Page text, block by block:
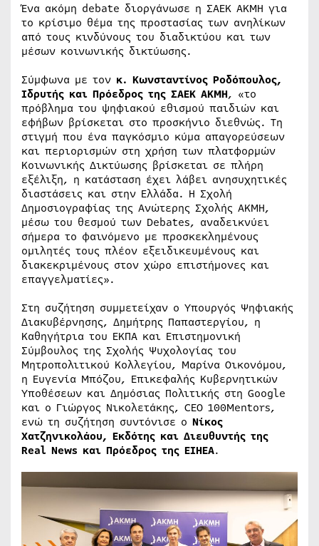
Ένα ακόμη debate διοργάνωσε η ΣΑΕΚ ΑΚΜΗ για
το κρίσιμο θέμα της προστασίας των ανηλίκων
από τους κινδύνους του διαδικτύου και των
μέσων κοινωνικής δικτύωσης.
Σύμφωνα με τον κ. Κωνσταντίνος Ροδόπουλος,
Ιδρυτής και Πρόεδρος της ΣΑΕΚ ΑΚΜΗ, «το
πρόβλημα του ψηφιακού εθισμού παιδιών και
εφήβων βρίσκεται στο προσκήνιο διεθνώς. Tη
στιγμή που ένα παγκόσμιο κύμα απαγορεύσεων
και περιορισμών στη χρήση των πλατφορμών
Κοινωνικής Δικτύωσης βρίσκεται σε πλήρη
εξέλιξη, η κατάσταση έχει λάβει ανησυχητικές
διαστάσεις και στην Ελλάδα. Η Σχολή
Δημοσιογραφίας της Ανώτερης Σχολής ΑΚΜΗ,
μέσω του θεσμού των Debates, αναδεικνύει
σήμερα το φαινόμενο με προσκεκλημένους
ομιλητές τους πλέον εξειδικευμένους και
διακεκριμένους στον χώρο επιστήμονες και
επαγγελματίες».
Στη συζήτηση συμμετείχαν ο Υπουργός Ψηφιακής
Διακυβέρνησης, Δημήτρης Παπαστεργίου, η
Καθηγήτρια του ΕΚΠΑ και Επιστημονική
Σύμβουλος της Σχολής Ψυχολογίας του
Μητροπολιτικού Κολλεγίου, Μαρίνα Οικονόμου,
η Ευγενία Μπόζου, Επικεφαλής Κυβερνητικών
Υποθέσεων και Δημόσιας Πολιτικής στη Google
και ο Γιώργος Νικολετάκης, CEO 100Mentors,
ενώ τη συζήτηση συντόνισε ο Νίκος
Χατζηνικολάου, Εκδότης και Διευθυντής της
Real News και Πρόεδρος της ΕΙΗΕΑ.